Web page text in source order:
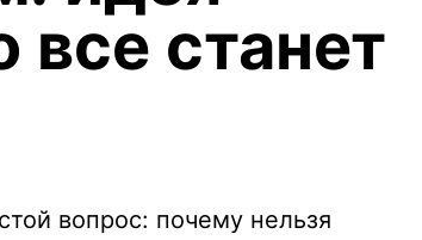
все станет
вопрос: почему нельзя